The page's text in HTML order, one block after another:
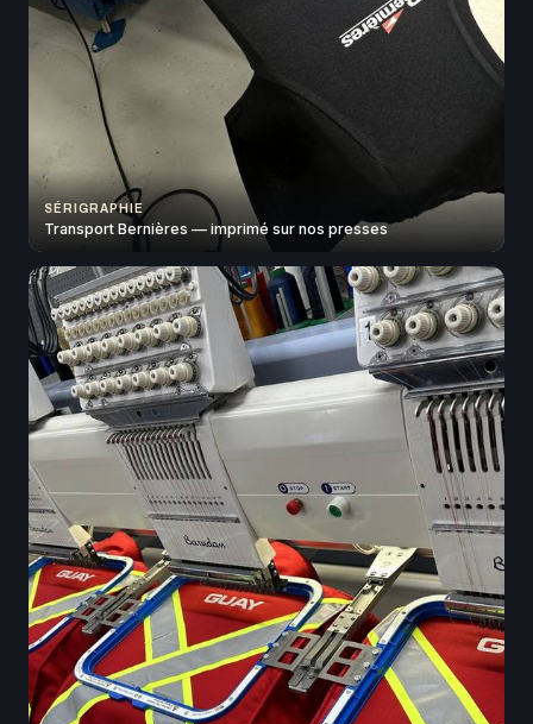
SÉRIGRAPHIE
Transport Bernières — imprimé sur nos presses